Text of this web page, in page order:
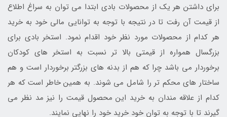
برای داشتن هر یک از محصولات بادی ابتدا می توان به سراغ اطلاع
از قیمت آن رفت تا در نتیجه با توجه به توانایی مالی خود به خرید
هر کدام از محصولات مورد نظر خود اقدام نمود. استخر بادی برای
بزرگسال همواره از قیمتی بالا تر نسبت به استخر های کودکان
برخوردار می باشد چرا که هم از بدنه های بزرگتر برخوردار است و هم
ساختار های محکم تر را شامل می شوند. به همین خاطر است که هر
کدام از علاقه مندان به خرید این محصول قیمت را نیز مد نظر می
گیرند تا با توجه به توان خود خرید خود را نهایی نمایند.